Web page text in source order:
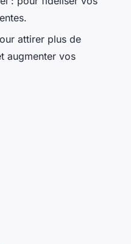
attirer plus de
augmenter vos